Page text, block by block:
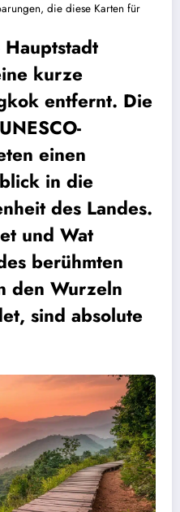
die diese Karten für
kurze
entfernt. Die
einen
in die
des Landes.
und Wat
berühmten
den Wurzeln
sind absolute